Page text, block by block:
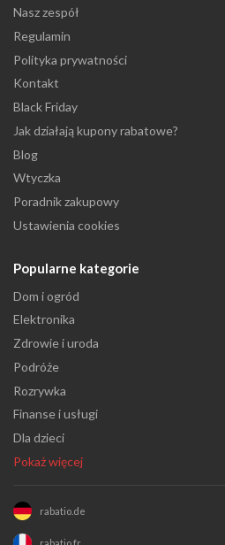
Nasz zespół
Regulamin
Polityka prywatności
Kontakt
Black Friday
Jak działają kupony rabatowe?
Blog
Wtyczka
Poradnik zakupowy
Ustawienia cookies
Popularne kategorie
Dom i ogród
Elektronika
Zdrowie i uroda
Podróże
Rozrywka
Finanse i usługi
Dla dzieci
Pokaż więcej
rabatio.de